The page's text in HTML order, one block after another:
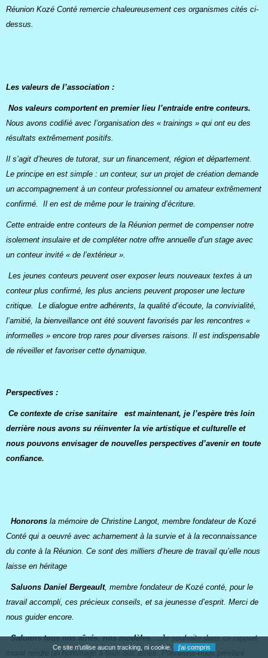
Réunion Kozé Conté remercie chaleureusement ces organismes cités ci-
dessus.
Les valeurs de l’association :
Nos valeurs comportent en premier lieu l’entraide entre conteurs.
Nous avons codifié avec l’organisation des « trainings » qui ont eu des
résultats extrêmement positifs.
Il s’agit d’heures de tutorat, sur un financement, région et département.
Le principe en est simple : un conteur, sur un projet de création demande
un accompagnement à un conteur professionnel ou amateur extrêmement
confirmé. Il en est de même pour le training d’écriture.
Cette entraide entre conteurs de la Réunion permet de compenser notre
isolement insulaire et de compléter notre offre annuelle d’un stage avec
un conteur invité « de l’extérieur ».
Les jeunes conteurs peuvent oser exposer leurs nouveaux textes à un
conteur plus confirmé, les plus anciens peuvent proposer une lecture
critique. Le dialogue entre adhérents, la qualité d’écoute, la convivialité,
l’amitié, la bienveillance ont été souvent favorisés par les rencontres «
informelles » encore trop rares pour diverses raisons. Il est indispensable
de réveiller et favoriser cette dynamique.
Perspectives :
Ce contexte de crise sanitaire est maintenant, je l’espère très loin
derrière nous avons su réinventer la vie artistique et culturelle et
nous pouvons envisager de nouvelles perspectives d’avenir en toute
confiance.
Honorons la mémoire de Christine Langot, membre fondateur de Kozé
Conté qui a oeuvré avec acharnement à la survie et à la reconnaissance
du conte à la Réunion. Ce sont des milliers d’heure de travail qu’elle nous
laisse en héritage
Saluons Daniel Bergeault, membre fondateur de Kozé conté, pour le
travail accompli, ces précieux conseils, et sa jeunesse d’esprit. Merci de
nous guider encore.
Saluons tous nos aînés,nos modèles…Je souhaite dans ce rapport
moral rendre un hommage à tous nos aînés. Puissions-nous pendant
Ce site n'utilise aucun tracking, ni cookie. j'ai compris